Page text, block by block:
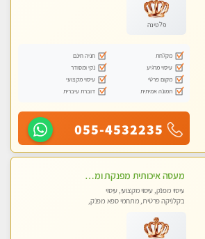
פלטינה
מקלחת
חניה חינם
עיסוי מרגיע
נקי ומסודר
מקום פרטי
עיסוי מקצועי
תמונה אמיתית
דוברת עיברית
055-4532235
מעסה איכותית מפנקת ומקצועית מאוד-עיסוי מרגיע ושקט במקום מדהים עיסוי מושקע מאוד לכל שרירי הגוף...מומלץ!! פרטי !!
עיסוי מפנק, עיסוי מקצועי, עיסוי
בקלניקה פרטית, מתחמי ספא מפנק,